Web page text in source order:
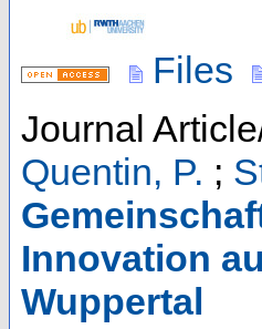
Files
Journal
Quentin, P. ;
Innovation
Wuppertal